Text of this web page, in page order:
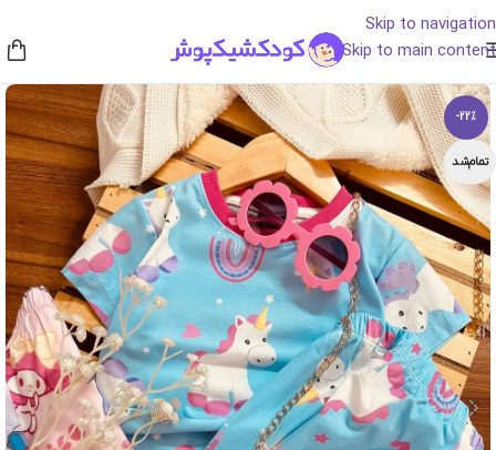
Skip to navigation
Skip to main content
-22%
تمام‌شد